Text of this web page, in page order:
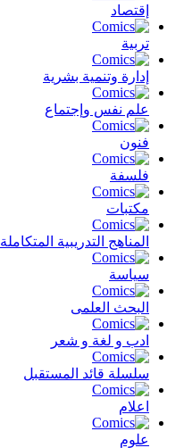
إقتصاد
تربية
إدارة وتنمية بشرية
علم نفس وإجتماع
فنون
فلسفة
مكتبات
المناهج التدريبية المتكاملة
سياسة
البحث العلمى
ادب و لغة و شعر
سلسلة قائد المستقبل
اعلام
علوم